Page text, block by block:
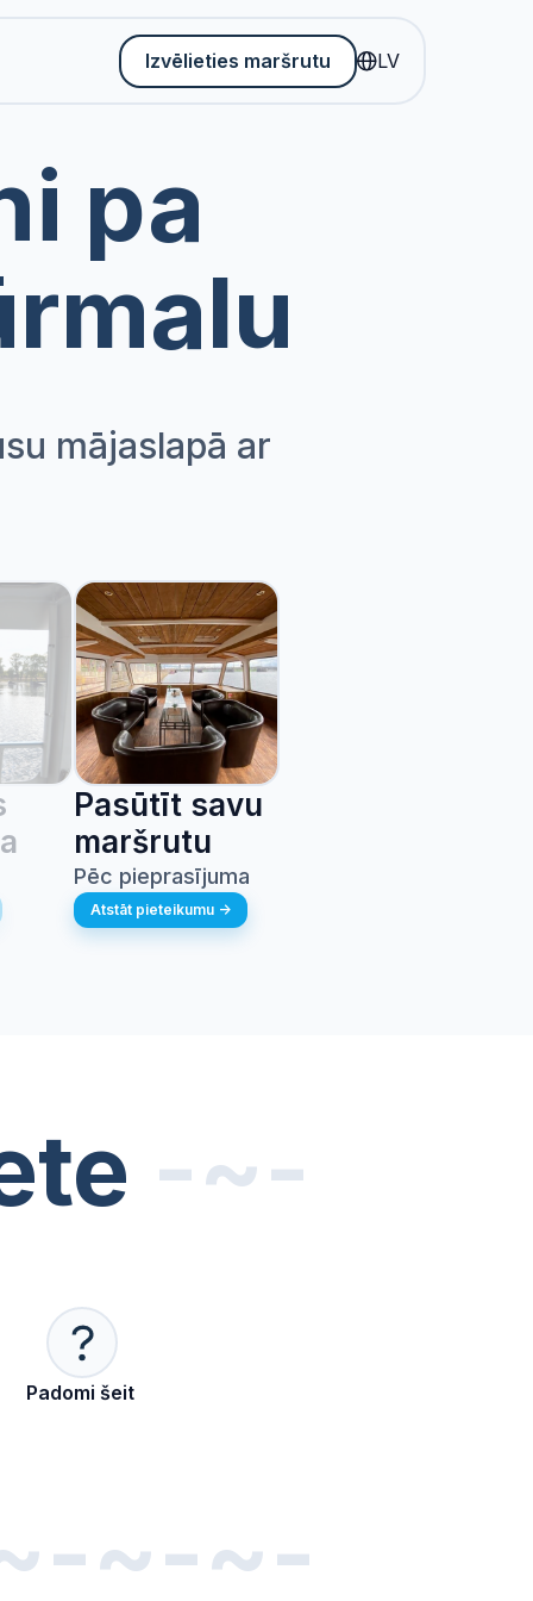
Izvēlieties maršrutu LV
pa
mājaslapā ar
Pasūtīt savu
maršrutu
Pēc pieprasījuma
Atstāt pieteikumu ->
-~-
Padomi šeit
~-~-